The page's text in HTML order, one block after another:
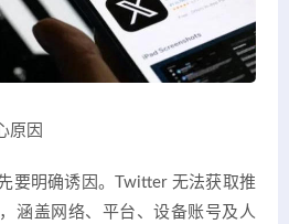
原因
要明确诱因。Twitter 无法获取推
涵盖网络、平台、设备账号及人